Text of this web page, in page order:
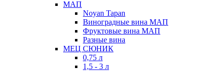
МАП
Noyan Tapan
Виноградные вина МАП
Фруктовые вина МАП
Разные вина
МЕЦ СЮНИК
0,75 л
1,5 - 3 л